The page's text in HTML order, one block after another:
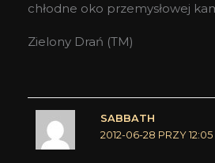
chłodne oko przemysłowej
Zielony Drań (TM)
SABBATH
2012-06-28 PRZY 12:05